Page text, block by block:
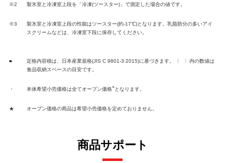
※2 製氷室と冷凍室上段を「冷凍(ツースター)」で測定した場合の値です。
※3
製氷室と冷凍室上段の性能はツースター(約-17℃)となります。乳脂肪分の多いアイ
スクリームなどは、冷凍室下段に保存してください。
■
定格内容積は、日本産業規格(JIS C 9801-3:2015)に基づきます。〈 〉内の数値は
食品収納スペースの目安です。
・ 本体希望小売価格は全てオープン価格★ となります。
★ オープン価格の商品は希望小売価格を定めておりません。
商品サポート